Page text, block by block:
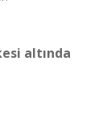
altında